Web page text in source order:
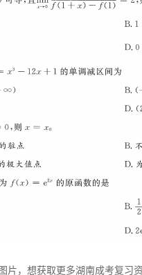
，想获取更多湖南成考复习